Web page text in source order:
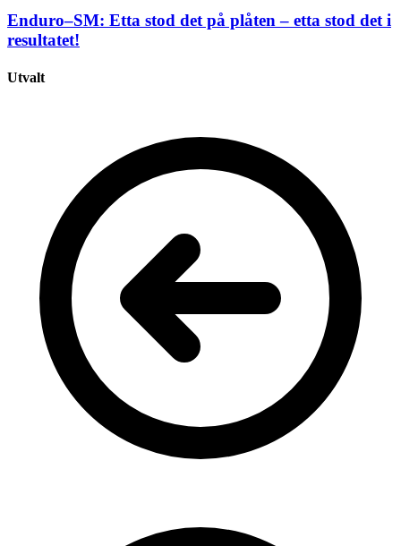
Enduro–SM: Etta stod det på plåten – etta stod det i
resultatet!
Utvalt